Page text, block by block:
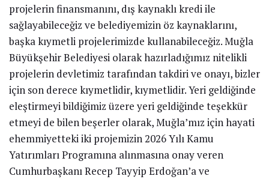
projelerin finansmanını, dış kaynaklı kredi ile
sağlayabileceğiz ve belediyemizin öz kaynaklarını,
başka kıymetli projelerimizde kullanabileceğiz. Muğla
Büyükşehir Belediyesi olarak hazırladığımız nitelikli
projelerin devletimiz tarafından takdiri ve onayı, bizler
için son derece kıymetlidir, kıymetlidir. Yeri geldiğinde
eleştirmeyi bildiğimiz üzere yeri geldiğinde teşekkür
etmeyi de bilen beşerler olarak, Muğla’mız için hayati
ehemmiyetteki iki projemizin 2026 Yılı Kamu
Yatırımları Programına alınmasına onay veren
Cumhurbaşkanı Recep Tayyip Erdoğan’a ve